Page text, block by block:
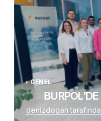
GENEL
BURPOL’DE
denizdogan